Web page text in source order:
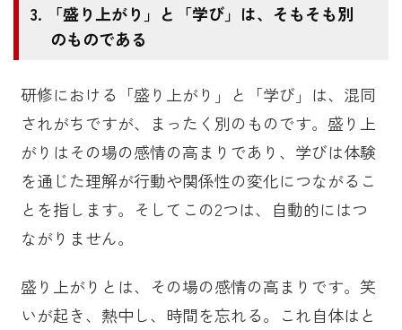
「盛り上がり」と「学び」は、そもそも別
のものである
研修における「盛り上がり」と「学び」は、混同
されがちですが、まったく別のものです。盛り上
がりはその場の感情の高まりであり、学びは体験
を通じた理解が行動や関係性の変化につながるこ
とを指します。そしてこの2つは、自動的にはつ
ながりません。
盛り上がりとは、その場の感情の高まりです。笑
いが起き、熱中し、時間を忘れる。これ自体はと